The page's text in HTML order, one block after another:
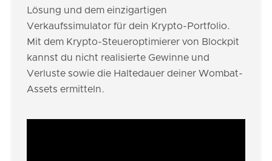
Lösung und dem einzigartigen
Verkaufssimulator für dein Krypto-Portfolio.
Mit dem Krypto-Steueroptimierer von Blockpit
kannst du nicht realisierte Gewinne und
Verluste sowie die Haltedauer deiner Wombat-
Assets ermitteln.